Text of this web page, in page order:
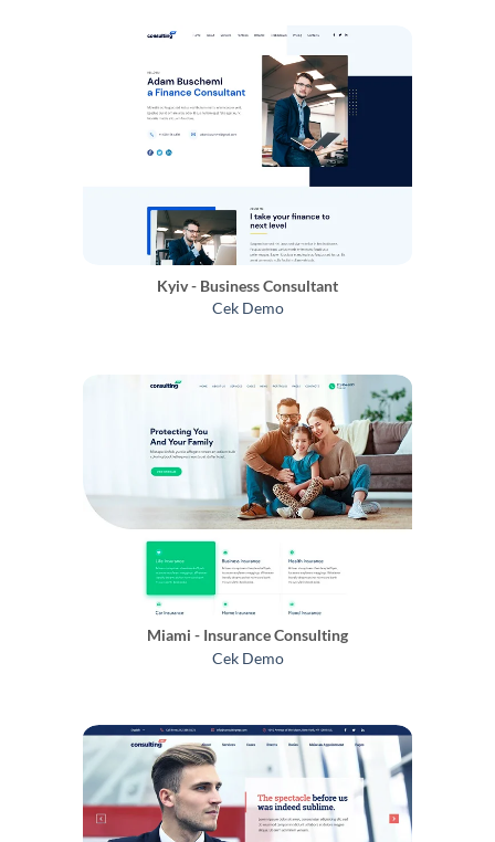
Kyiv - Business Consultant
Cek Demo
Miami - Insurance Consulting
Cek Demo